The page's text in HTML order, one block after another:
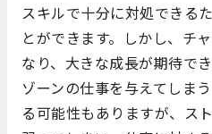
スキルで十分に対処できる
とができます。しかし、チ
なり、大きな成長が期待で
ゾーンの仕事を与えてしま
る可能性もありますが、ス